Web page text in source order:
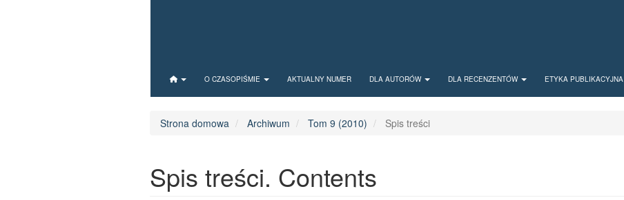
O CZASOPIŚMIE AKTUALNY NUMER DLA AUTORÓW DLA RECENZENTÓW ETYKA PUBLIKACYJNA
Strona domowa Archiwum Tom 9 (2010) Spis treści
Spis treści. Contents